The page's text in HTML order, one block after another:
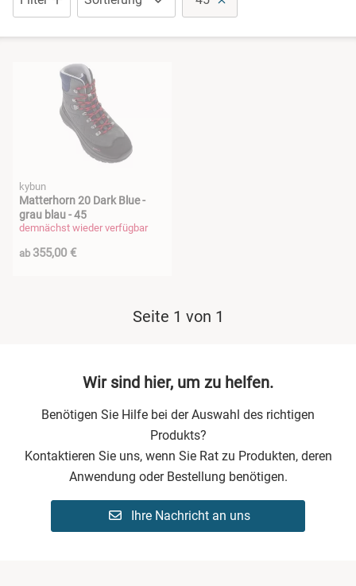
kybun
Matterhorn 20 Dark Blue -
grau blau - 45
demnächst wieder verfügbar
ab 355,00 €
Seite 1 von 1
Wir sind hier, um zu helfen.
Benötigen Sie Hilfe bei der Auswahl des richtigen
Produkts?
Kontaktieren Sie uns, wenn Sie Rat zu Produkten, deren
Anwendung oder Bestellung benötigen.
Ihre Nachricht an uns
Sandalen
Schuhe mit Klettverschluss
Wanderschuhe